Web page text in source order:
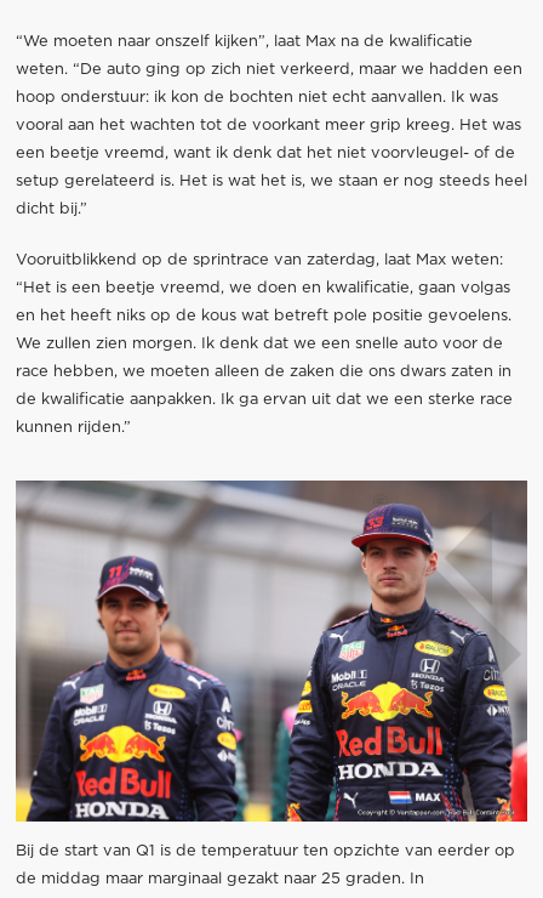
“We moeten naar onszelf kijken”, laat Max na de kwalificatie
weten. “De auto ging op zich niet verkeerd, maar we hadden een
hoop onderstuur: ik kon de bochten niet echt aanvallen. Ik was
vooral aan het wachten tot de voorkant meer grip kreeg. Het was
een beetje vreemd, want ik denk dat het niet voorvleugel- of de
setup gerelateerd is. Het is wat het is, we staan er nog steeds heel
dicht bij.”
Vooruitblikkend op de sprintrace van zaterdag, laat Max weten:
“Het is een beetje vreemd, we doen en kwalificatie, gaan volgas
en het heeft niks op de kous wat betreft pole positie gevoelens.
We zullen zien morgen. Ik denk dat we een snelle auto voor de
race hebben, we moeten alleen de zaken die ons dwars zaten in
de kwalificatie aanpakken. Ik ga ervan uit dat we een sterke race
kunnen rijden.”
Bij de start van Q1 is de temperatuur ten opzichte van eerder op
de middag maar marginaal gezakt naar 25 graden. In